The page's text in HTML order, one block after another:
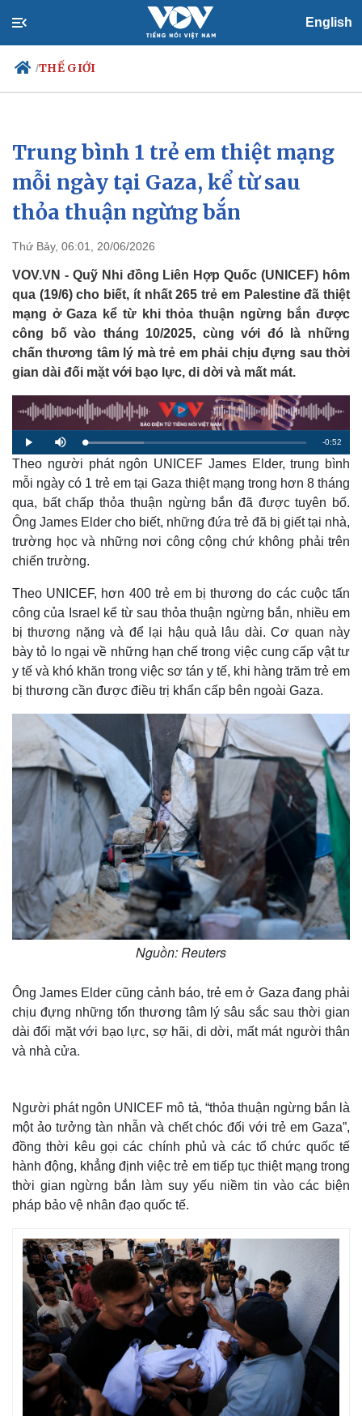
English
/THẾ GIỚI
Chính trị
Đảng
Tổ chức nhân sự
Quốc hội
Nhận diện sự thật
Xã hội
Tin 24h
Dự báo thời tiết
Giáo dục
Dấu ấn VOV
Thế giới
Quan sát
Cuộc sống đó đây
Hồ sơ
Multimedia
Video
Ảnh
E-Magazine
Infographic
Trung bình 1 trẻ em thiệt mạng
mỗi ngày tại Gaza, kể từ sau
thỏa thuận ngừng bắn
Thứ Bảy, 06:01, 20/06/2026
VOV.VN - Quỹ Nhi đồng Liên Hợp Quốc (UNICEF) hôm
qua (19/6) cho biết, ít nhất 265 trẻ em Palestine đã thiệt
mạng ở Gaza kể từ khi thỏa thuận ngừng bắn được
công bố vào tháng 10/2025, cùng với đó là những
chấn thương tâm lý mà trẻ em phải chịu đựng sau thời
gian dài đối mặt với bạo lực, di dời và mất mát.
P
l
a
y
M
u
t
e
L
o
a
d
d
2
6
.
8
%
R
e
i
n
g
e
-0:52
Theo người phát ngôn UNICEF James Elder, trung bình
mỗi ngày có 1 trẻ em tại Gaza thiệt mạng trong hơn 8 tháng
qua, bất chấp thỏa thuận ngừng bắn đã được tuyên bố.
Ông James Elder cho biết, những đứa trẻ đã bị giết tại nhà,
trường học và những nơi công cộng chứ không phải trên
chiến trường.
Theo UNICEF, hơn 400 trẻ em bị thương do các cuộc tấn
công của Israel kể từ sau thỏa thuận ngừng bắn, nhiều em
bị thương nặng và để lại hậu quả lâu dài. Cơ quan này
bày tỏ lo ngại về những hạn chế trong việc cung cấp vật tư
y tế và khó khăn trong việc sơ tán y tế, khi hàng trăm trẻ em
bị thương cần được điều trị khẩn cấp bên ngoài Gaza.
Nguồn: Reuters
Ông James Elder cũng cảnh báo, trẻ em ở Gaza đang phải
chịu đựng những tổn thương tâm lý sâu sắc sau thời gian
dài đối mặt với bạo lực, sợ hãi, di dời, mất mát người thân
và nhà cửa.
Người phát ngôn UNICEF mô tả, “thỏa thuận ngừng bắn là
một ảo tưởng tàn nhẫn và chết chóc đối với trẻ em Gaza”,
đồng thời kêu gọi các chính phủ và các tổ chức quốc tế
hành động, khẳng định việc trẻ em tiếp tục thiệt mạng trong
thời gian ngừng bắn làm suy yếu niềm tin vào các biện
pháp bảo vệ nhân đạo quốc tế.